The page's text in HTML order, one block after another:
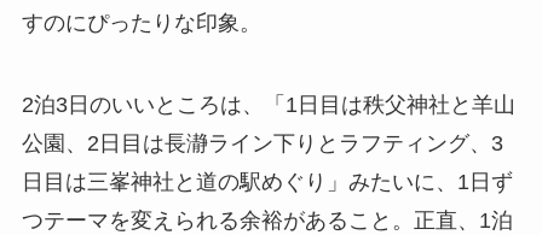
すのにぴったりな印象。
2泊3日のいいところは、「1日目は秩父神社と羊山
公園、2日目は長瀞ライン下りとラフティング、3
日目は三峯神社と道の駅めぐり」みたいに、1日ず
つテーマを変えられる余裕があること。正直、1泊